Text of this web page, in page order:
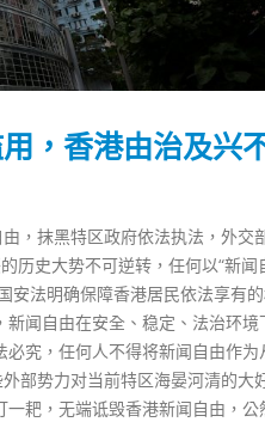
，香港由治及兴
，抹黑特区政府依法执法，外交
历史大势不可逆转，任何以“新闻
安法明确保障香港居民依法享有
闻自由在安全、稳定、法治环境
究，任何人不得将新闻自由作为
部势力对当前特区海晏河清的大
耙，无端诋毁香港新闻自由，公